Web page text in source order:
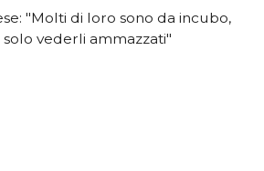
"Molti di loro sono da incubo,
vederli ammazzati"